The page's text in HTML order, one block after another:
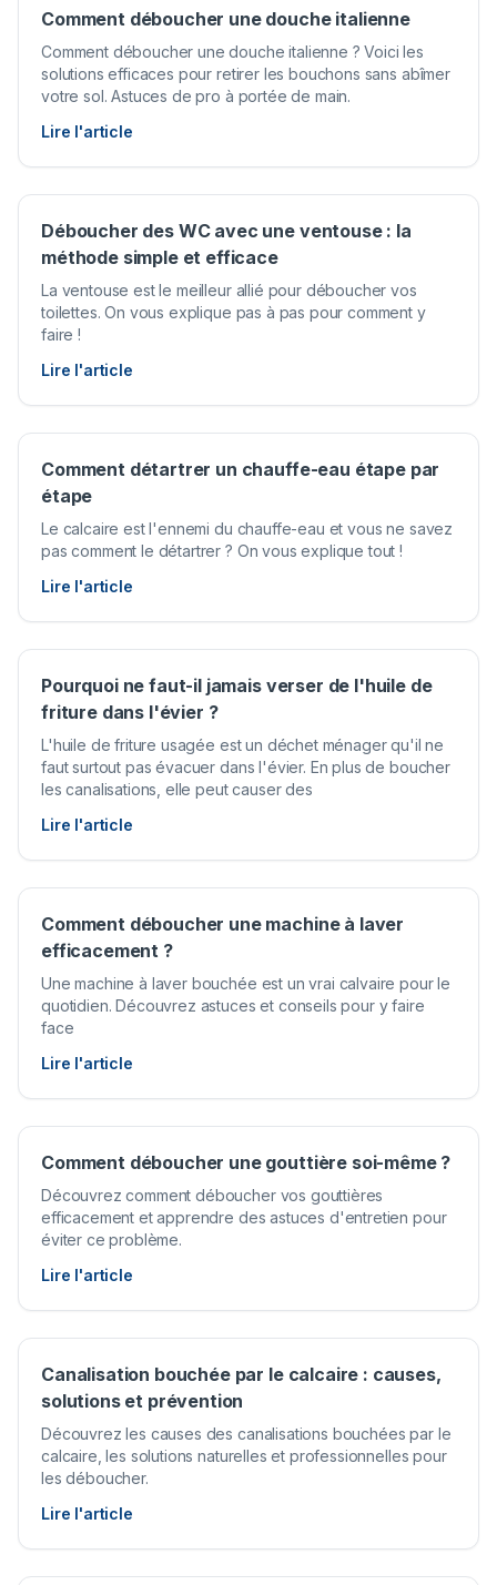
Comment déboucher une douche italienne
Comment déboucher une douche italienne ? Voici les
solutions efficaces pour retirer les bouchons sans abîmer
votre sol. Astuces de pro à portée de main.
Lire l'article
Déboucher des WC avec une ventouse : la
méthode simple et efficace
La ventouse est le meilleur allié pour déboucher vos
toilettes. On vous explique pas à pas pour comment y
faire !
Lire l'article
Comment détartrer un chauffe-eau étape par
étape
Le calcaire est l'ennemi du chauffe-eau et vous ne savez
pas comment le détartrer ? On vous explique tout !
Lire l'article
Pourquoi ne faut-il jamais verser de l'huile de
friture dans l'évier ?
L'huile de friture usagée est un déchet ménager qu'il ne
faut surtout pas évacuer dans l'évier. En plus de boucher
les canalisations, elle peut causer des
Lire l'article
Comment déboucher une machine à laver
efficacement ?
Une machine à laver bouchée est un vrai calvaire pour le
quotidien. Découvrez astuces et conseils pour y faire
face
Lire l'article
Comment déboucher une gouttière soi-même ?
Découvrez comment déboucher vos gouttières
efficacement et apprendre des astuces d'entretien pour
éviter ce problème.
Lire l'article
Canalisation bouchée par le calcaire : causes,
solutions et prévention
Découvrez les causes des canalisations bouchées par le
calcaire, les solutions naturelles et professionnelles pour
les déboucher.
Lire l'article